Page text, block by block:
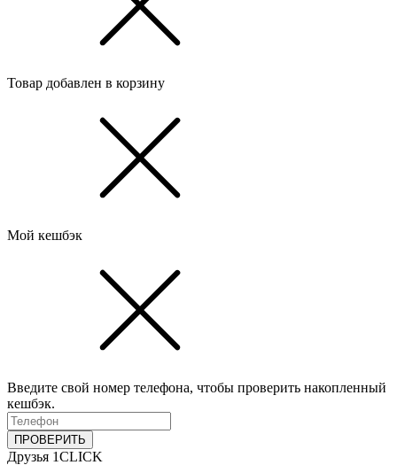
Товар добавлен в корзину
Мой кешбэк
Введите свой номер телефона, чтобы проверить накопленный
кешбэк.
ПРОВЕРИТЬ
Друзья 1CLICK